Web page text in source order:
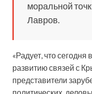
моральной
Лавров.
«Радует, что сегодня
развитию связей с
представители